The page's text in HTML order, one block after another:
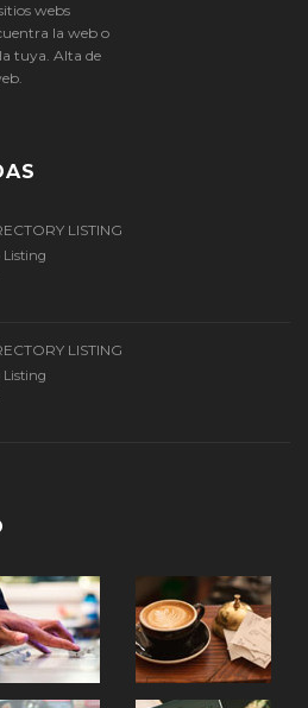
webs
la web o
tuya. Alta de
LISTING
Listing
LISTING
Listing